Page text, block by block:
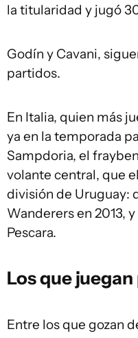
la titularidad y jugó
Godín y Cavani,
partidos.
En Italia, quien más
ya en la temporada
Sampdoria, el
volante central, que
división de Uruguay:
Wanderers en 2013,
Pescara.
Los que
Entre los que gozan